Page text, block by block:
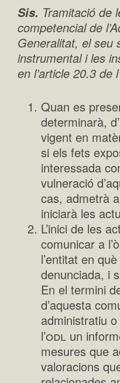
Sis. Tramitació de
competencial de
Generalitat, el seu
instrumental i les
en l’article 20.3 de
Quan es
determinarà,
vigent en
si els fets
interessada
vulneració
cas, admetrà
iniciarà les
L’inici de les
comunicar a
l’entitat en
denunciada, i
En el termini
d’aquesta
administratiu
l’odl un
mesures que
valoracions